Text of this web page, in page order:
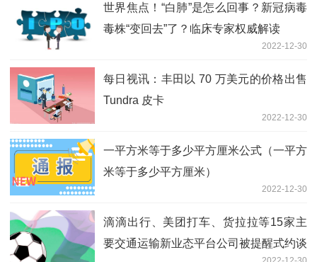
世界焦点！“白肺”是怎么回事？新冠病毒
毒株“变回去”了？临床专家权威解读
2022-12-30
每日视讯：丰田以 70 万美元的价格出售
Tundra 皮卡
2022-12-30
一平方米等于多少平方厘米公式（一平方
米等于多少平方厘米）
2022-12-30
滴滴出行、美团打车、货拉拉等15家主
要交通运输新业态平台公司被提醒式约谈